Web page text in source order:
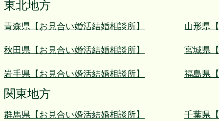
東北地方
青森県【お見合い婚活結婚相談所】
秋田県【お見合い婚活結婚相談所】
岩手県【お見合い婚活結婚相談所】
山形県
宮城県
福島県
関東地方
群馬県【お見合い婚活結婚相談所】 千葉県